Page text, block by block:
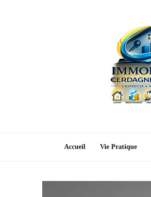
Accueil Vie Pratique